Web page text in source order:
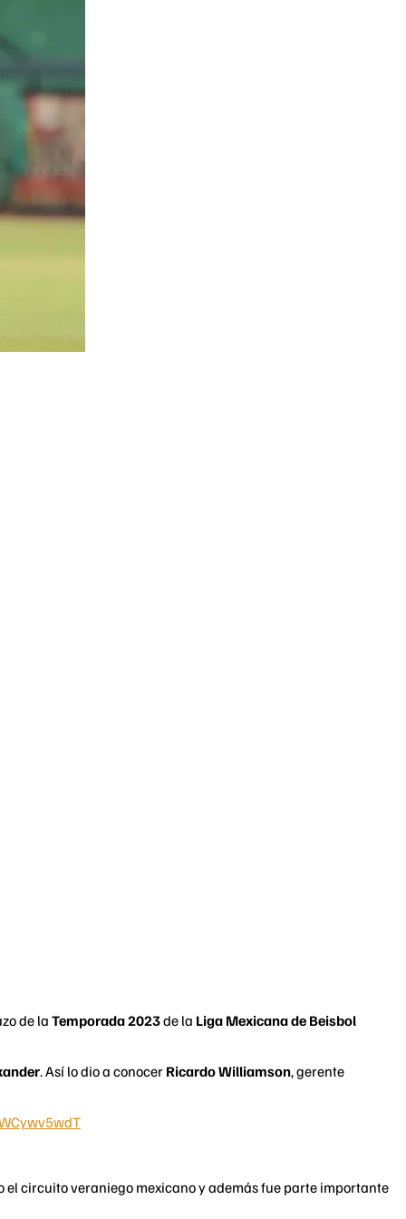
de la Temporada 2023de la Liga Mexicana de Beisbol
. Así lo dio a conocer Ricardo Williamson, gerente
el circuito veraniego mexicano y además fue parte importante